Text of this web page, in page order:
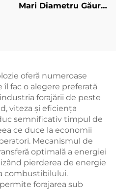
Mari Diametru Găuri
oferă numeroase
îl fac o alegere preferată
forajării de peste
viteza și eficiența
semnificativ timpul de
ce duce la economii
Mecanismul de
optimală a energiei
pierderea de energie
combustibilului.
forajarea sub